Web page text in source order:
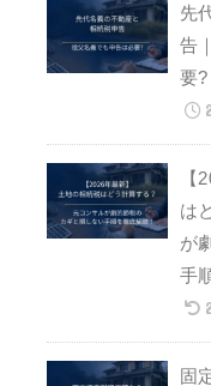
先
告
要?
【
は
が
手
固